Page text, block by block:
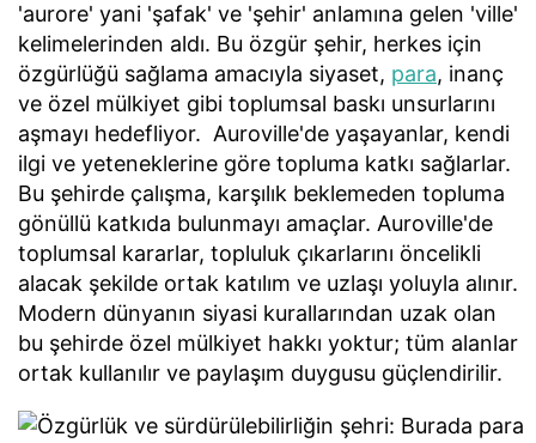
'aurore' yani 'şafak' ve 'şehir' anlamına gelen 'ville'
kelimelerinden aldı. Bu özgür şehir, herkes için
özgürlüğü sağlama amacıyla siyaset, para, inanç
ve özel mülkiyet gibi toplumsal baskı unsurlarını
aşmayı hedefliyor. Auroville'de yaşayanlar, kendi
ilgi ve yeteneklerine göre topluma katkı sağlarlar.
Bu şehirde çalışma, karşılık beklemeden topluma
gönüllü katkıda bulunmayı amaçlar. Auroville'de
toplumsal kararlar, topluluk çıkarlarını öncelikli
alacak şekilde ortak katılım ve uzlaşı yoluyla alınır.
Modern dünyanın siyasi kurallarından uzak olan
bu şehirde özel mülkiyet hakkı yoktur; tüm alanlar
ortak kullanılır ve paylaşım duygusu güçlendirilir.